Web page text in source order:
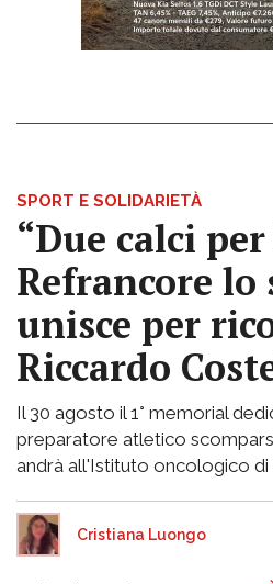
SPORT E SOLIDARIETÀ
“Due calci
Refrancore lo
unisce per
Riccardo
Il 30 agosto il 1° memorial
preparatore atletico
andrà all'Istituto oncologico di
Cristiana Luongo